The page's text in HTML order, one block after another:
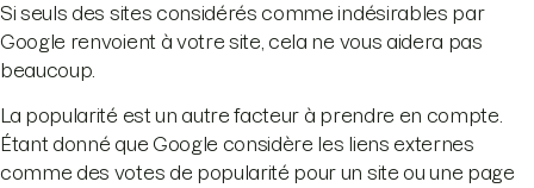
Si seuls des sites considérés comme indésirables par
Google renvoient à votre site, cela ne vous aidera pas
beaucoup.
La popularité est un autre facteur à prendre en compte.
Étant donné que Google considère les liens externes
comme des votes de popularité pour un site ou une page